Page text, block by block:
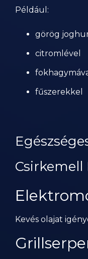
Például:
görög
citromlével
fűszerekkel
Csirkemell
Kevés olajat